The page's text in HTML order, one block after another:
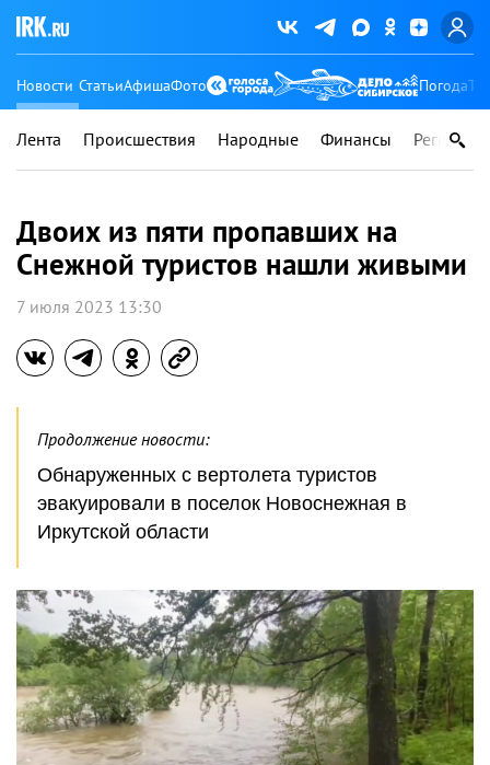
Новости СтатьиАфишаФото Погода
Лента Происшествия Народные Финансы Регионы
Двоих из пяти пропавших на
Снежной туристов нашли живыми
7 июля 2023 13:30
Продолжение новости:
Обнаруженных с вертолета туристов
эвакуировали в поселок Новоснежная в
Иркутской области